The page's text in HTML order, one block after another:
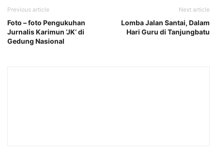
Previous article
Foto – foto Pengukuhan
Jurnalis Karimun ‘JK’ di
Gedung Nasional
Next article
Lomba Jalan Santai, Dalam
Hari Guru di Tanjungbatu